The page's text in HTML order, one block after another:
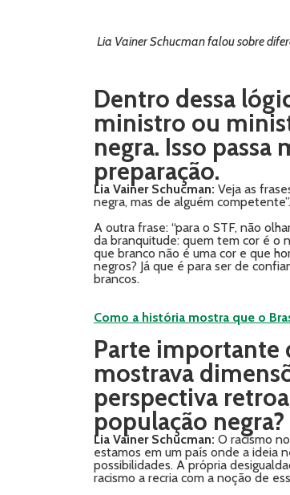
Lia Vainer Schucman falou sobre
Dentro dessa
ministro ou
negra. Isso
preparação.
Lia Vainer Schucman: Veja as
negra, mas de alguém
A outra frase: “para o STF, não
da branquitude: quem tem cor é o
que branco não é uma cor e que
negros? Já que é para ser de
brancos.
Como a história mostra que o
Parte importante
mostrava
perspectiva
população negra?
Lia Vainer Schucman: O racismo
estamos em um país onde a ideia
possibilidades. A própria
racismo a recria com a noção de